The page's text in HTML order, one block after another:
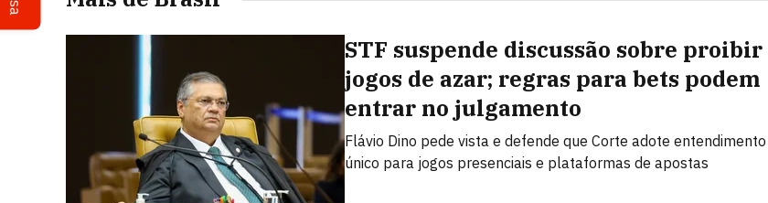
STF suspende discussão sobre proibir
jogos de azar; regras para bets podem
entrar no julgamento
Flávio Dino pede vista e defende que Corte adote entendimento
único para jogos presenciais e plataformas de apostas